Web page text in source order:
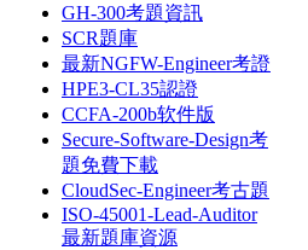
GH-300考題資訊
SCR題庫
最新NGFW-Engineer考證
HPE3-CL35認證
CCFA-200b软件版
Secure-Software-Design考
題免費下載
CloudSec-Engineer考古題
ISO-45001-Lead-Auditor
最新題庫資源